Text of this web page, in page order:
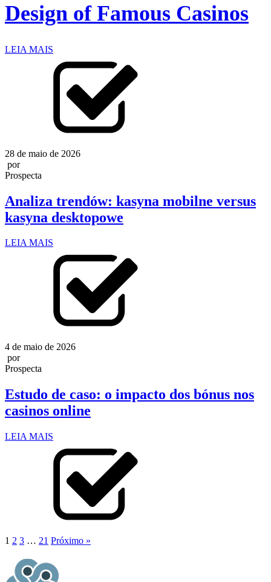
Design of Famous Casinos
LEIA MAIS
28 de maio de 2026
por
Prospecta
Analiza trendów: kasyna mobilne versus
kasyna desktopowe
LEIA MAIS
4 de maio de 2026
por
Prospecta
Estudo de caso: o impacto dos bónus nos
casinos online
LEIA MAIS
1 2 3 … 21 Próximo »